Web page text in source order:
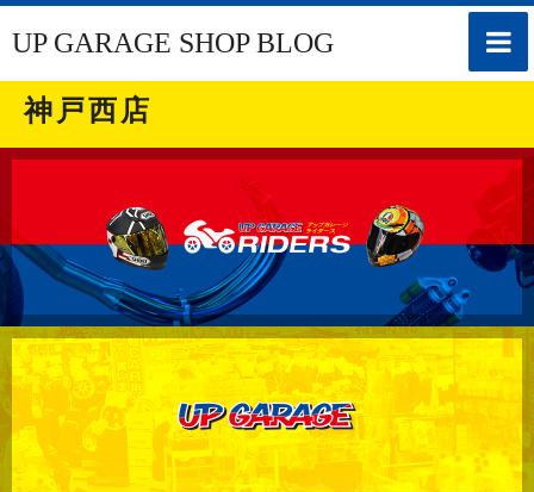
toggle
UP GARAGE SHOP BLOG
神戸西店